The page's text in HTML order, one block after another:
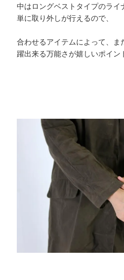
中はロングベストタイプのライ
単に取り外しが行えるので、
合わせるアイテムによって、
躍出来る万能さが嬉しいポイン